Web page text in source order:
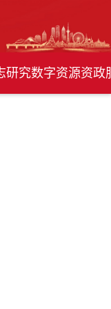
研究数字资源资政